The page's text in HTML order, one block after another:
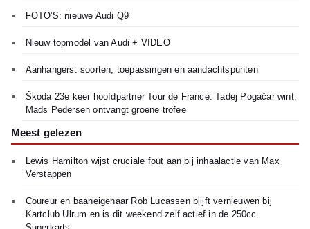
FOTO'S: nieuwe Audi Q9
Nieuw topmodel van Audi + VIDEO
Aanhangers: soorten, toepassingen en aandachtspunten
Škoda 23e keer hoofdpartner Tour de France: Tadej Pogačar wint,
Mads Pedersen ontvangt groene trofee
Meest gelezen
Lewis Hamilton wijst cruciale fout aan bij inhaalactie van Max
Verstappen
Coureur en baaneigenaar Rob Lucassen blijft vernieuwen bij
Kartclub Ulrum en is dit weekend zelf actief in de 250cc